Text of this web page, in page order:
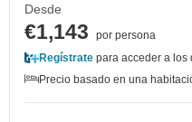
Desde
€1,143
por persona
Regístrate para acceder a los
Precio basado en una